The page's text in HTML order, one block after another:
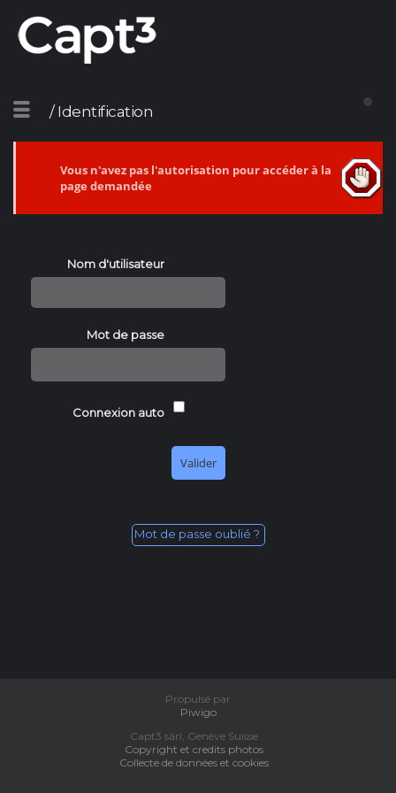
/ Identification
Vous n'avez pas l'autorisation pour accéder à la
page demandée
Nom d'utilisateur
Mot de passe
Connexion auto
Mot de passe oublié ?
Propulsé par
Piwigo
Capt3 sàrl, Genève Suisse
Copyright et credits photos
Collecte de données et cookies